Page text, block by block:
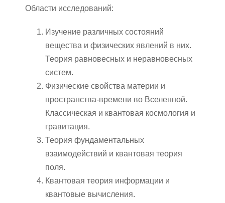
Области исследований:
Изучение различных состояний
вещества и физических явлений в них.
Теория равновесных и неравновесных
систем.
Физические свойства материи и
пространства-времени во Вселенной.
Классическая и квантовая космология и
гравитация.
Теория фундаментальных
взаимодействий и квантовая теория
поля.
Квантовая теория информации и
квантовые вычисления.